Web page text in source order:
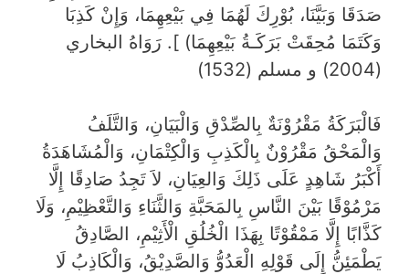
صَدَقَا وَبَيَّنَا، بُوْرِكَ لَهُمَا فِي بَيْعِهِمَا، وَإِنْ كَذِبَا
وَكَتَمَا مُحِقَتْ بَرَكَـةُ بَيْعِهِمَا) ]. رَوَاهُ البخاري
(2004) و مسلم (1532)
فَالْبَرَكَةُ مَقْرُوْنَةٌ بِالصِّدْقِ وَالْبَيَانِ، وَالتَّلَفُ
وَالْمَحْقُ مَقْرُوْنٌ بِالْكَذِبِ وَالْكِتْمَانِ، وَالْمُشَاهَدَةُ
أَكْبَرُ شَاهِدٍ عَلَى ذَلِكَ وَالعِيَانِ، لاَ تَجِدُ صَادِقًا إِلَّا
مَرْمُوْقًا بَيْنَ النَّاسِ بِالمَحَبَّةِ وَالثَّنَاءِ وَالتَّعْظِيْمِ، وَلَا
كَذَّابًا إِلَّا مَمْقُوْتًا بِهَذَا الْخُلُقِ الْأَثِيْمِ، الصَّادِقُ
يَطْمَئِنُّ إِلَى قَوْلِهِ الْعَدُوُّ وَالصَّدِيْقُ، وَالْكَاذِبُ لَا